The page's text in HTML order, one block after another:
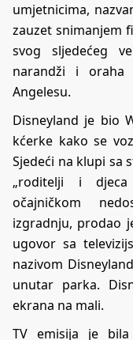
umjetnicima,
zauzet snimanjem
svog sljedećeg
narandži i oraha
Angelesu.
Disneyland je bio
kćerke kako se
Sjedeći na klupi sa
„roditelji i
očajničkom
izgradnju, prodao
ugovor sa
nazivom
unutar parka.
ekrana na mali.
TV emisija je